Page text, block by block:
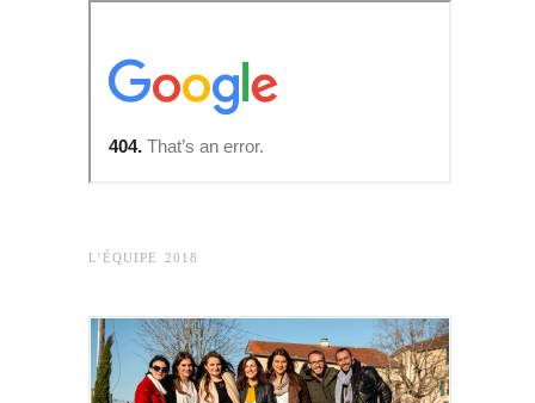
L’ÉQUIPE 2018